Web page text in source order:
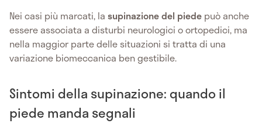
Nei casi più marcati, la supinazione del piede può anche
essere associata a disturbi neurologici o ortopedici, ma
nella maggior parte delle situazioni si tratta di una
variazione biomeccanica ben gestibile.
Sintomi della supinazione: quando il
piede manda segnali